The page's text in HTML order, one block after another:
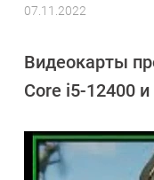
07.11.2022
Калашников
Видеокарты
Core i5-12400